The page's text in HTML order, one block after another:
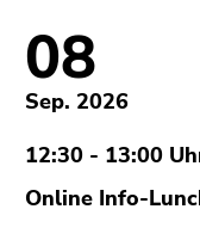
08
Sep. 2026
12:30 - 13:00
Online Info-